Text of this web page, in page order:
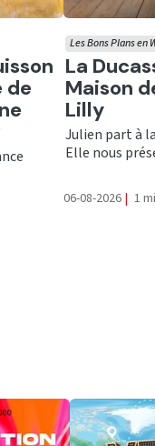
de
Ecouter
La
Maison
Lilly
Les Bons Plans en
Julien part à
Elle nous
06-08-2026 | 1